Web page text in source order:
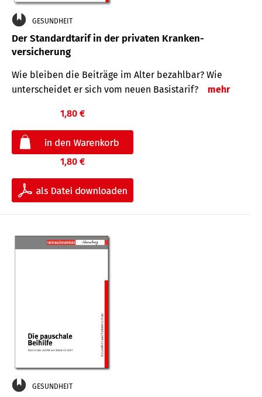
GESUNDHEIT
Der Standard­tarif in der privaten Kranken­
versicherung
Wie bleiben die Beiträge im Alter bezahlbar? Wie
unterscheidet er sich vom neuen Basistarif?
mehr
1,80 €
1,80 €
GESUNDHEIT